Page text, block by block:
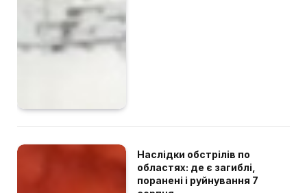
Наслідки обстрілів по
областях: де є загиблі,
поранені і руйнування 7